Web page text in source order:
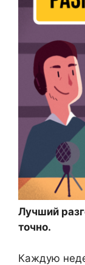
Лучший
точно.
Каждую